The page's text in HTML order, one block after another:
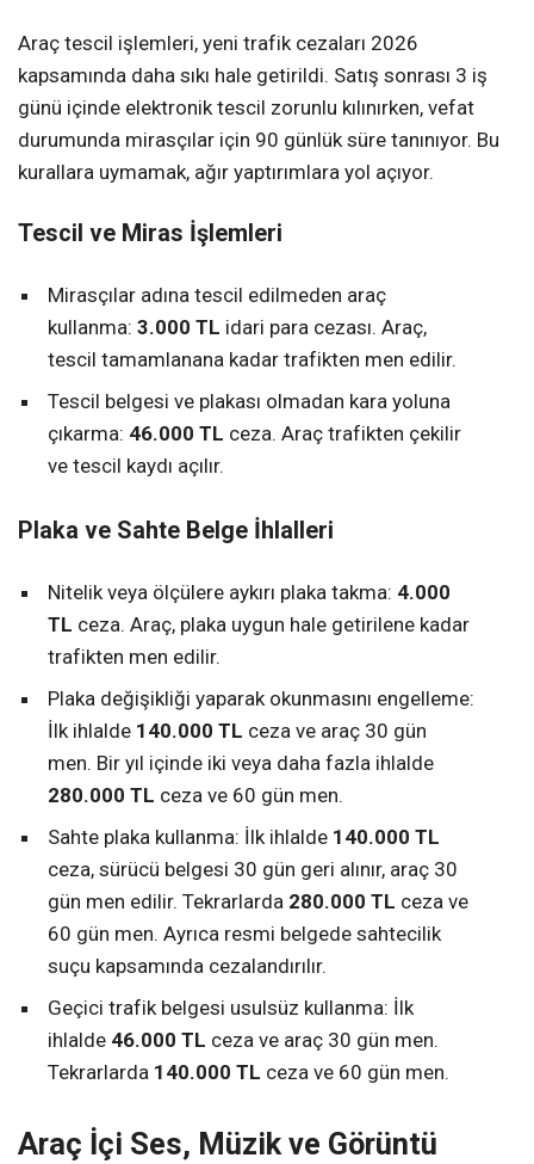
Araç tescil işlemleri, yeni trafik cezaları 2026
kapsamında daha sıkı hale getirildi. Satış sonrası 3 iş
günü içinde elektronik tescil zorunlu kılınırken, vefat
durumunda mirasçılar için 90 günlük süre tanınıyor. Bu
kurallara uymamak, ağır yaptırımlara yol açıyor.
Tescil ve Miras İşlemleri
Mirasçılar adına tescil edilmeden araç
kullanma: 3.000 TL idari para cezası. Araç,
tescil tamamlanana kadar trafikten men edilir.
Tescil belgesi ve plakası olmadan kara yoluna
çıkarma: 46.000 TL ceza. Araç trafikten çekilir
ve tescil kaydı açılır.
Plaka ve Sahte Belge İhlalleri
Nitelik veya ölçülere aykırı plaka takma: 4.000
TL ceza. Araç, plaka uygun hale getirilene kadar
trafikten men edilir.
Plaka değişikliği yaparak okunmasını engelleme:
İlk ihlalde 140.000 TL ceza ve araç 30 gün
men. Bir yıl içinde iki veya daha fazla ihlalde
280.000 TL ceza ve 60 gün men.
Sahte plaka kullanma: İlk ihlalde 140.000 TL
ceza, sürücü belgesi 30 gün geri alınır, araç 30
gün men edilir. Tekrarlarda 280.000 TL ceza ve
60 gün men. Ayrıca resmi belgede sahtecilik
suçu kapsamında cezalandırılır.
Geçici trafik belgesi usulsüz kullanma: İlk
ihlalde 46.000 TL ceza ve araç 30 gün men.
Tekrarlarda 140.000 TL ceza ve 60 gün men.
Araç İçi Ses, Müzik ve Görüntü